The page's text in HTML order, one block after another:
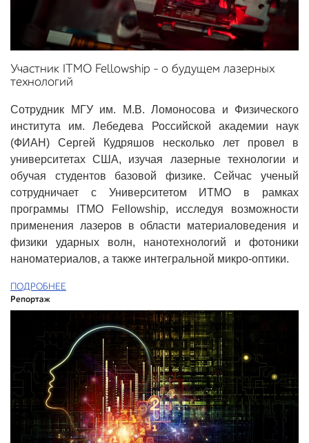
Участник ITMO Fellowship – о будущем лазерных
технологий
Сотрудник МГУ им. М.В. Ломоносова и Физического
института им. Лебедева Российской академии наук
(ФИАН) Сергей Кудряшов несколько лет провел в
университетах США, изучая лазерные технологии и
обучая студентов базовой физике. Сейчас ученый
сотрудничает с Университетом ИТМО в рамках
программы ITMO Fellowship, исследуя возможности
применения лазеров в области материаловедения и
физики ударных волн, нанотехнологий и фотоники
наноматериалов, а также интегральной микро-оптики.
ПОДРОБНЕЕ
Репортаж